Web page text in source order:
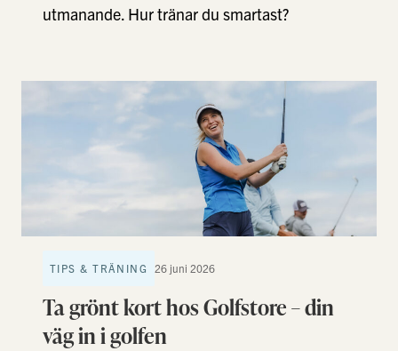
utmanande. Hur tränar du smartast?
TIPS & TRÄNING 26 juni 2026
Ta grönt kort hos Golfstore – din
väg in i golfen